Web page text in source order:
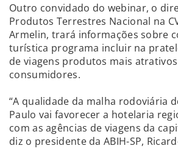
Outro convidado do webinar, o
Produtos Terrestres Nacional na
Armelin, trará informações sobre
turística programa incluir na
de viagens produtos mais
consumidores.
“A qualidade da malha rodoviária
Paulo vai favorecer a hotelaria
com as agências de viagens da
diz o presidente da ABIH-SP,